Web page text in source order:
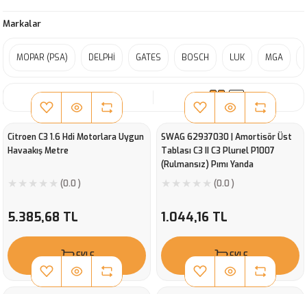
Markalar
MOPAR (PSA) DELPHİ GATES BOSCH LUK MGA
Citroen C3 1.6 Hdi Motorlara Uygun
Havaakış Metre
(0.0 )
5.385,68 TL
EKLE
SWAG 62937030 | Amortisör Üst
Tablası C3 II C3 Plurıel P1007
(Rulmansız) Pımı Yanda
(0.0 )
1.044,16 TL
EKLE